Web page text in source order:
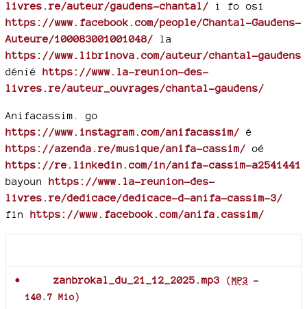
livres.re/auteur/gaudens-chantal/ i fo osi
https://www.facebook.com/people/Chantal-Gaudens-
Auteure/100083001001048/ la
https://www.librinova.com/auteur/chantal-gaudens
dénié https://www.la-reunion-des-
livres.re/auteur_ouvrages/chantal-gaudens/
Anifacassim. go
https://www.instagram.com/anifacassim/ é
https://azenda.re/musique/anifa-cassim/ oé
https://re.linkedin.com/in/anifa-cassim-a2541441
bayoun https://www.la-reunion-des-
livres.re/dedicace/dedicace-d-anifa-cassim-3/
fin https://www.facebook.com/anifa.cassim/
zanbrokal_du_21_12_2025.mp3 (MP3 -
140.7 Mio)